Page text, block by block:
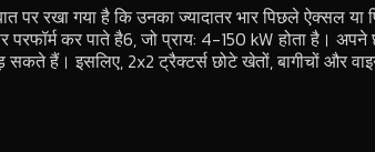
पर रखा गया है कि उनका ज्यादातर भार पिछले ऐक्सल
कर पाते है6, जो प्राय: 4-150 kW होता है।
हैं। इसलिए, 2x2 ट्रैक्टर्स छोटे खेतों, बागीचों और